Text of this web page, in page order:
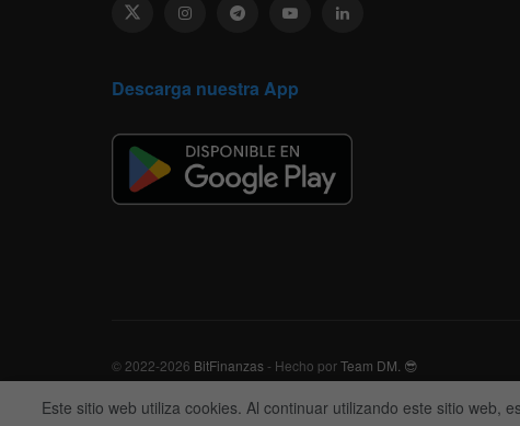
Descarga nuestra App
© 2022-2026 BitFinanzas - Hecho porTeam DM. 😎
Este sitio web utiliza cookies. Al continuar utilizando este sitio web,